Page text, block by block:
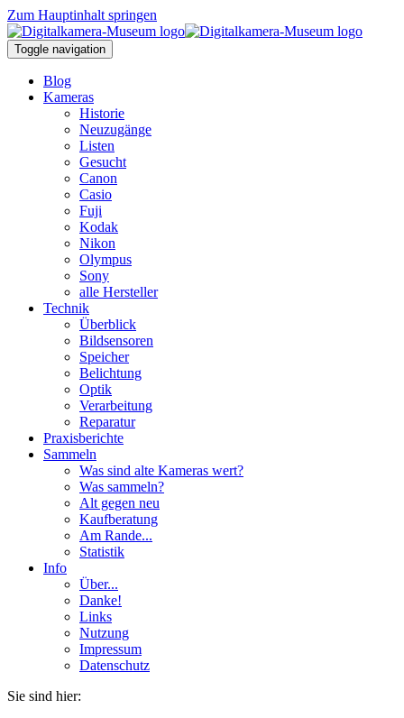
Zum Hauptinhalt springen
Toggle navigation
Blog
Kameras
Historie
Neuzugänge
Listen
Gesucht
Canon
Casio
Fuji
Kodak
Nikon
Olympus
Sony
alle Hersteller
Technik
Überblick
Bildsensoren
Speicher
Belichtung
Optik
Verarbeitung
Reparatur
Praxisberichte
Sammeln
Was sind alte Kameras wert?
Was sammeln?
Alt gegen neu
Kaufberatung
Am Rande...
Statistik
Info
Über...
Danke!
Links
Nutzung
Impressum
Datenschutz
Sie sind hier: